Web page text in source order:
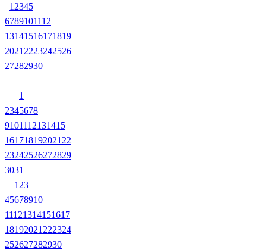
1 2345
6789101112
13141516171819
2021 2223242526
27282930
1
2345678
9101112131415
161718192021 22
23242526272829
3031
1 23
45678910
11121314151617
18192021 222324
252627282930